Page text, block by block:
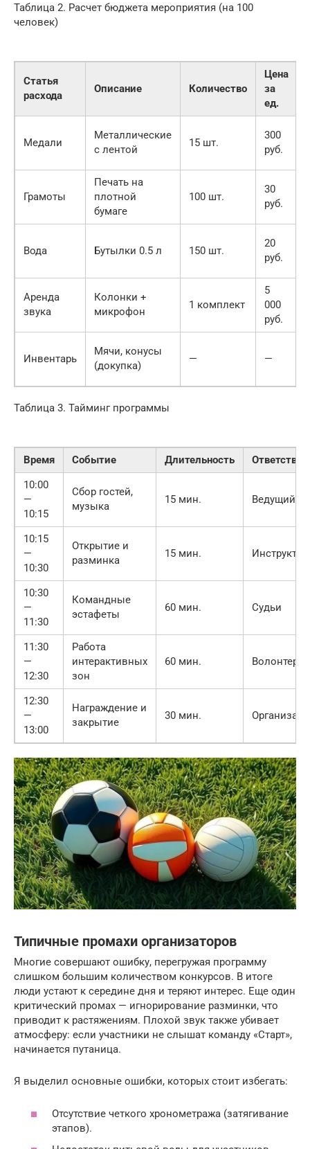
Таблица 2. Расчет бюджета мероприятия (на 100
человек)
Статья
расхода
Описание Количество
Цена
за
ед.
Медали
Металлические
с лентой
15 шт.
300
руб.
Грамоты
Печать на
плотной
бумаге
100 шт.
30
руб.
Вода Бутылки 0.5 л 150 шт.
20
руб.
Аренда
звука
Колонки +
микрофон
1 комплект
5
000
руб.
Инвентарь
Мячи, конусы
(докупка)
— —
Таблица 3. Тайминг программы
Время Событие Длительность
10:00
—
10:15
Сбор гостей,
музыка
15 мин. Ведущий
10:15
—
10:30
Открытие и
разминка
15 мин. Инструктор
10:30
—
11:30
Командные
эстафеты
60 мин. Судьи
11:30
—
12:30
Работа
интерактивных
зон
60 мин. Волонтеры
12:30
—
13:00
Награждение и
закрытие
30 мин.
Типичные промахи организаторов
Многие совершают ошибку, перегружая программу
слишком большим количеством конкурсов. В итоге
люди устают к середине дня и теряют интерес. Еще один
критический промах — игнорирование разминки, что
приводит к растяжениям. Плохой звук также убивает
атмосферу: если участники не слышат команду «Старт»,
начинается путаница.
Я выделил основные ошибки, которых стоит избегать:
Отсутствие четкого хронометража (затягивание
этапов).